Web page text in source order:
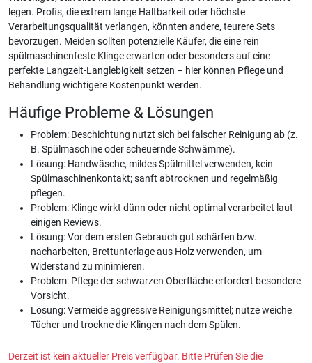
legen. Profis, die extrem lange Haltbarkeit oder höchste
Verarbeitungsqualität verlangen, könnten andere, teurere Sets
bevorzugen. Meiden sollten potenzielle Käufer, die eine rein
spülmaschinenfeste Klinge erwarten oder besonders auf eine
perfekte Langzeit-Langlebigkeit setzen – hier können Pflege und
Behandlung wichtigere Kostenpunkt werden.
Häufige Probleme & Lösungen
Problem: Beschichtung nutzt sich bei falscher Reinigung ab (z.
B. Spülmaschine oder scheuernde Schwämme).
Lösung: Handwäsche, mildes Spülmittel verwenden, kein
Spülmaschinenkontakt; sanft abtrocknen und regelmäßig
pflegen.
Problem: Klinge wirkt dünn oder nicht optimal verarbeitet laut
einigen Reviews.
Lösung: Vor dem ersten Gebrauch gut schärfen bzw.
nacharbeiten, Brettunterlage aus Holz verwenden, um
Widerstand zu minimieren.
Problem: Pflege der schwarzen Oberfläche erfordert besondere
Vorsicht.
Lösung: Vermeide aggressive Reinigungsmittel; nutze weiche
Tücher und trockne die Klingen nach dem Spülen.
Derzeit ist kein aktueller Preis verfügbar. Bitte Prüfen Sie die